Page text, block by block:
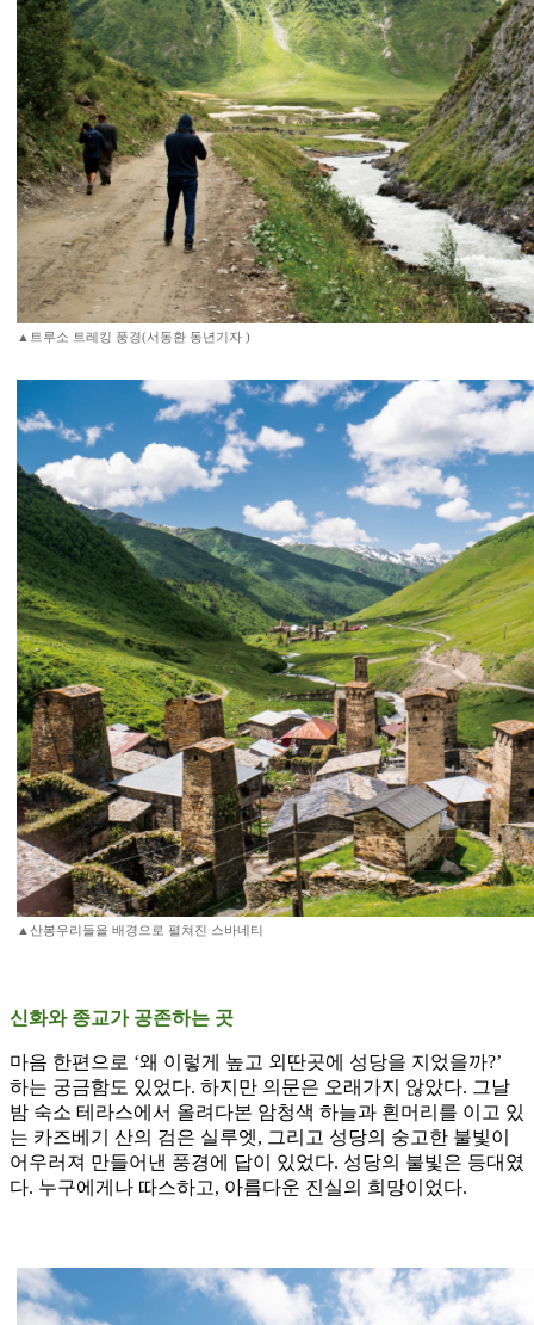
▲트루소 트레킹 풍경(서동환 동년기자 )
▲산봉우리들을 배경으로 펼쳐진 스바네티
신화와 종교가 공존하는 곳
마음 한편으로 ‘왜 이렇게 높고 외딴곳에 성당을 지었을까?’
하는 궁금함도 있었다. 하지만 의문은 오래가지 않았다. 그날
밤 숙소 테라스에서 올려다본 암청색 하늘과 흰머리를 이고 있
는 카즈베기 산의 검은 실루엣, 그리고 성당의 숭고한 불빛이
어우러져 만들어낸 풍경에 답이 있었다. 성당의 불빛은 등대였
다. 누구에게나 따스하고, 아름다운 진실의 희망이었다.